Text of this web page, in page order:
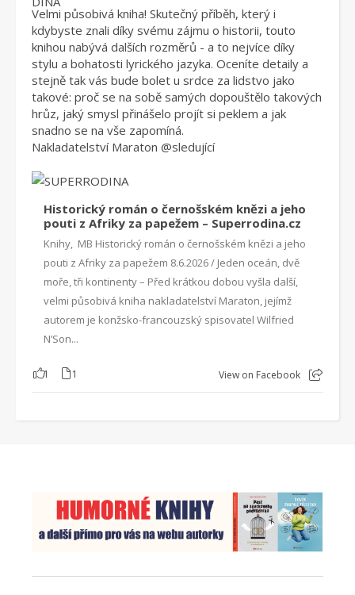
Velmi působivá kniha! Skutečný příběh, který i
kdybyste znali díky svému zájmu o historii, touto
knihou nabývá dalších rozměrů - a to nejvíce díky
stylu a bohatosti lyrického jazyka. Oceníte detaily a
stejně tak vás bude bolet u srdce za lidstvo jako
takové: proč se na sobě samých dopouštělo takových
hrůz, jaký smysl přinášelo projít si peklem a jak
snadno se na vše zapomíná.
Nakladatelství Maraton @sledující
Historický román o černošském knězi a jeho
pouti z Afriky za papežem – Superrodina.cz
Knihy, MB Historický román o černošském knězi a jeho
pouti z Afriky za papežem 8.6.2026 / Jeden oceán, dvě
moře, tři kontinenty – Před krátkou dobou vyšla další,
velmi působivá kniha nakladatelství Maraton, jejímž
autorem je konžsko-francouzský spisovatel Wilfried
N’Son...
1 1 View on Facebook